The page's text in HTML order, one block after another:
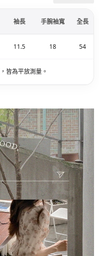
袖長 手腕袖寬 全長
11.5 18 54
皆為平放測量。